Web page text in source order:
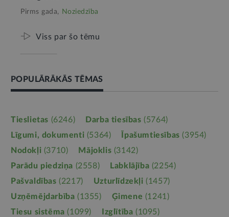
Pirms gada, Noziedzība
Viss par šo tēmu
POPULĀRĀKĀS TĒMAS
Tieslietas (6246) Darba tiesības (5764)
Līgumi, dokumenti (5364) Īpašumtiesības (3954)
Nodokļi (3710) Mājoklis (3142)
Parādu piedziņa (2558) Labklājība (2254)
Pašvaldības (2217) Uzturlīdzekļi (1457)
Uzņēmējdarbība (1355) Ģimene (1241)
Tiesu sistēma (1099) Izglītība (1095)